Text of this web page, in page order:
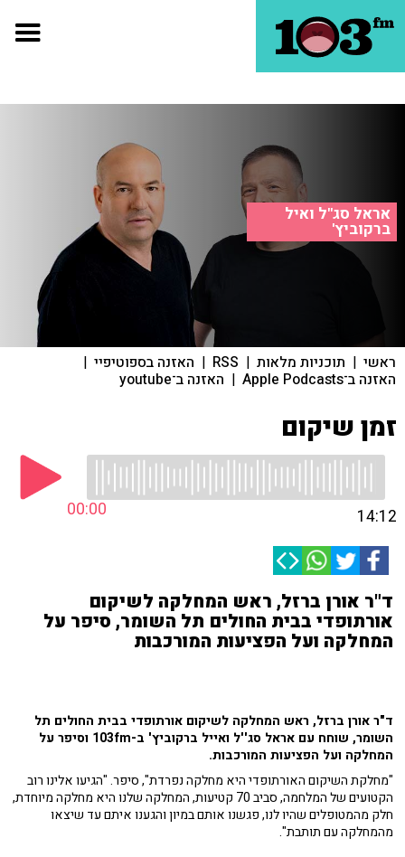
אראל סג"ל ואיל
ברקוביץ'
ראשי | תוכניות מלאות |
RSS
| האזנה בספוטיפיי |
האזנה ב־Apple Podcasts | האזנה ב־youtube
זמן שיקום
00:00 14:12
ד"ר אורן ברזל, ראש המחלקה לשיקום
אורתופדי בבית החולים תל השומר, סיפר על
המחלקה ועל הפציעות המורכבות
ד"ר אורן ברזל, ראש המחלקה לשיקום אורתופדי בבית החולים תל
השומר, שוחח עם אראל סג''ל ואייל ברקוביץ' ב-103fm וסיפר על
המחלקה ועל הפציעות המורכבות.
"מחלקת השיקום האורתופדי היא מחלקה נפרדת", סיפר. "הגיעו אלינו רוב
הקטועים של המלחמה, סביב 70 קטיעות, המחלקה שלנו היא מחלקה מיוחדת,
חלק מהמטופלים שהיו לנו, פגשנו אותם במיון והגענו איתם עד שיצאו
מהמחלקה עם תותבת".